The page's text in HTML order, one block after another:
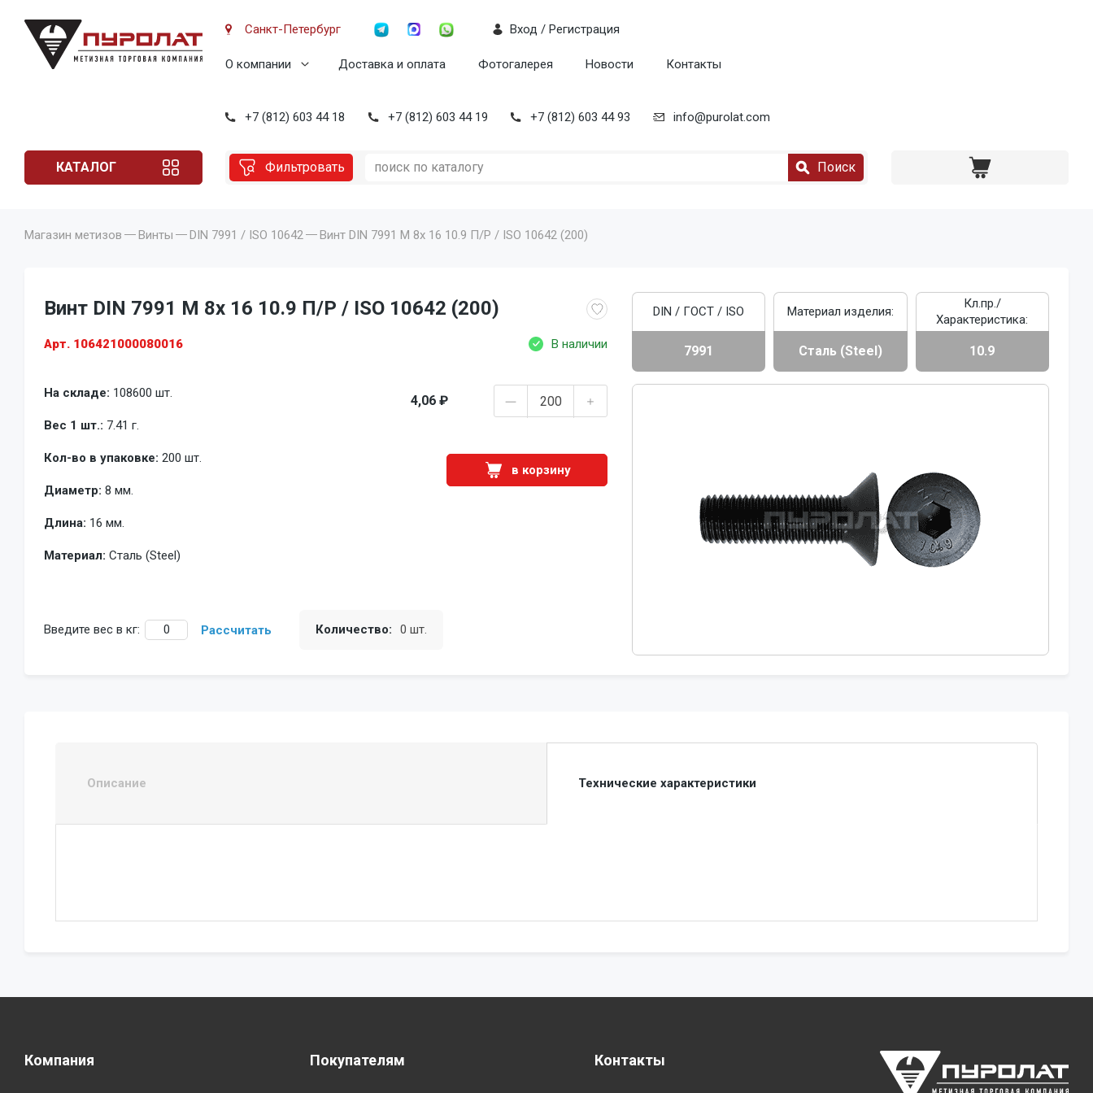
Санкт-Петербург
О компании Доставка и оплата Фотогалерея Новости Контакты
Вход / Регистрация
+7 (812) 603 44 18 +7 (812) 603 44 19 +7 (812) 603 44 93 info@purolat.com
КАТАЛОГ Фильтровать Поиск
Магазин метизов Винты DIN 7991 / ISO 10642 Винт DIN 7991 M 8x 16 10.9 П/Р / ISO 10642 (200)
Винт DIN 7991 M 8x 16 10.9 П/Р / ISO 10642 (200)
Арт. 106421000080016 В наличии
На складе: 108600 шт.
Вес 1 шт.: 7.41 г.
Кол-во в упаковке: 200 шт.
Диаметр: 8 мм.
Длина: 16 мм.
Материал: Сталь (Steel)
4,06 ₽
в корзину
Введите вес в кг: Рассчитать Количество: 0 шт.
DIN / ГОСТ / ISO
7991
Материал изделия:
Сталь (Steel)
Кл.пр./
Характеристика:
10.9
Описание Технические характеристики
Компания Покупателям Контакты